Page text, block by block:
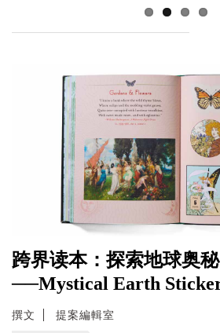
跨界读本：探索地球奥
──Mystical Earth
撰文 提案編輯室